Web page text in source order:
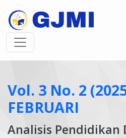
Vol. 3 No. 2
FEBRUARI
Analisis Pendidikan